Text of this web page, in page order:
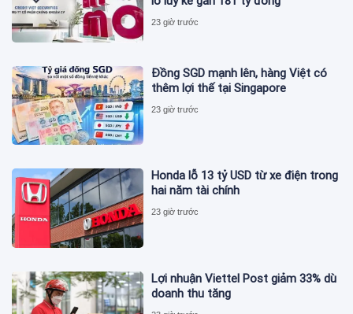
23 giờ trước
Đồng SGD mạnh lên, hàng Việt có
thêm lợi thế tại Singapore
23 giờ trước
Honda lỗ 13 tỷ USD từ xe điện trong
hai năm tài chính
23 giờ trước
Lợi nhuận Viettel Post giảm 33% dù
doanh thu tăng